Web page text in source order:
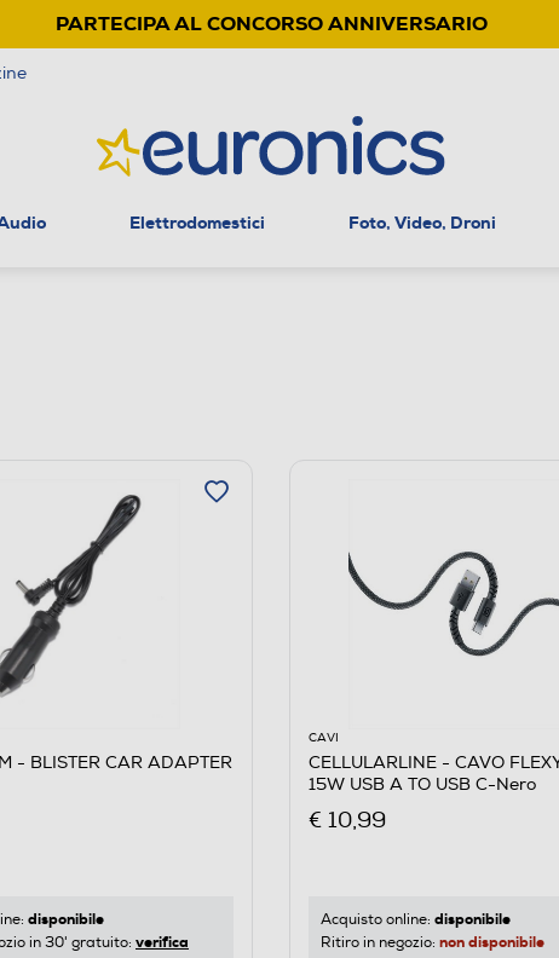
PARTECIPA AL CONCORSO ANNIVERSARIO
Elettrodomestici Foto, Video, Droni
- BLISTER CAR ADAPTER
disponibile
in 30' gratuito: verifica
CAVI
CELLULARLINE - CAVO
15W USB A TO USB C-Nero
€ 10,99
Acquisto online: disponibile
Ritiro in negozio: non disponibile